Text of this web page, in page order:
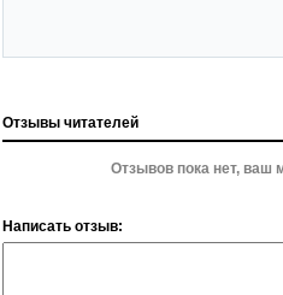
Отзывы читателей
Отзывов пока нет, ваш
Написать отзыв: